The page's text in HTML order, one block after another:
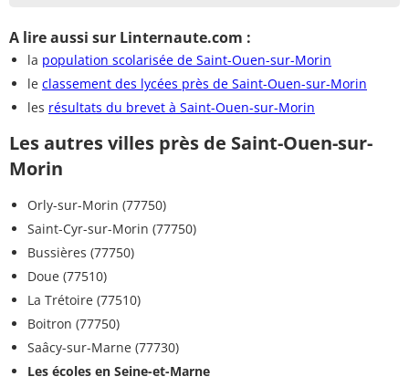
A lire aussi sur Linternaute.com :
la population scolarisée de Saint-Ouen-sur-Morin
le classement des lycées près de Saint-Ouen-sur-Morin
les résultats du brevet à Saint-Ouen-sur-Morin
Les autres villes près de Saint-Ouen-sur-
Morin
Orly-sur-Morin (77750)
Saint-Cyr-sur-Morin (77750)
Bussières (77750)
Doue (77510)
La Trétoire (77510)
Boitron (77750)
Saâcy-sur-Marne (77730)
Les écoles en Seine-et-Marne